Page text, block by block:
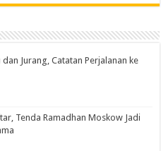
Jurang, Catatan Perjalanan ke
Tenda Ramadhan Moskow Jadi